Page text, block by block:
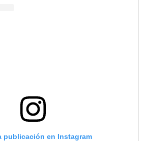
publicación en Instagram